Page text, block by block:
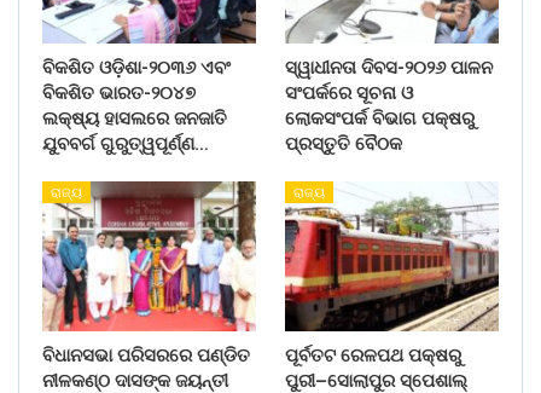
ବିକଶିତ ଓଡ଼ିଶା-୨୦୩୬ ଏବଂ
ବିକଶିତ ଭାରତ-୨୦୪୭
ଲକ୍ଷ୍ୟ ହାସଲରେ ଜନଜାତି
ଯୁବବର୍ଗ ଗୁରୁତ୍ୱପୂର୍ଣ୍ଣ…
ସ୍ୱାଧୀନତା ଦିବସ-୨୦୨୬ ପାଳନ
ସଂପର୍କରେ ସୂଚନା ଓ
ଲୋକସଂପର୍କ ବିଭାଗ ପକ୍ଷରୁ
ପ୍ରସ୍ତୁତି ବୈଠକ
ରାଜ୍ୟ
ବିଧାନସଭା ପରିସରରେ ପଣ୍ଡିତ
ନୀଳକଣ୍ଠ ଦାସଙ୍କ ଜୟନ୍ତୀ
ରାଜ୍ୟ
ପୂର୍ବତଟ ରେଳପଥ ପକ୍ଷରୁ
ପୁରୀ–ସୋଲାପୁର ସ୍ପେଶାଲ୍